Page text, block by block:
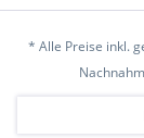
* Alle Preise inkl.